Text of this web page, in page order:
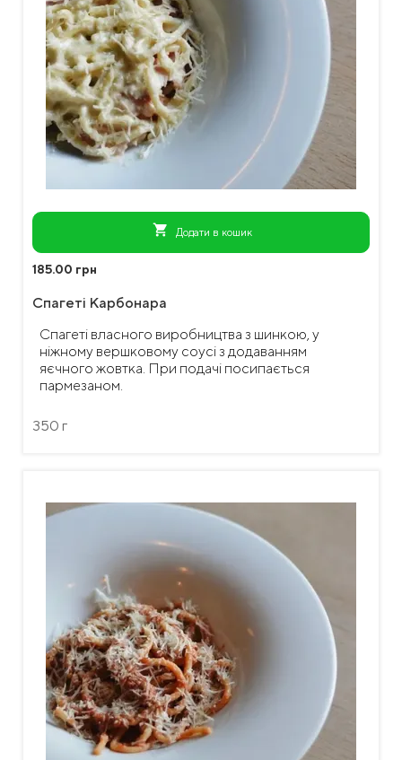
shopping_cart Додати в кошик
185.00 грн
Спагеті Карбонара
Спагеті власного виробництва з шинкою, у
ніжному вершковому соусі з додаванням
яєчного жовтка. При подачі посипається
пармезаном.
350 г